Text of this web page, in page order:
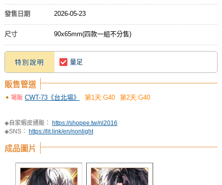
發售日期 2026-05-23
尺寸 90x65mm(四款一組不分售)
特別說明 量足
販售管道
場販 CWT-73《台北場》 第1天:G40 第2天:G40
◈自家蝦皮通販： https://shopee.tw/nl2016
◈SNS： https://lit.link/en/nonlight
成品圖片